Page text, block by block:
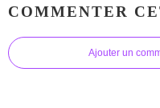
COMMENTER
Ajouter un